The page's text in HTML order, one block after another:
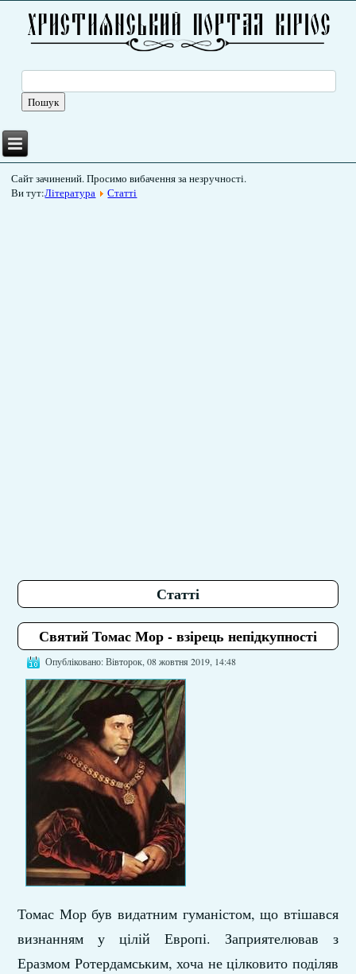
Сайт зачинений. Просимо вибачення за незручності.
Ви тут:Література Статті
Статті
Святий Томас Мор - взірець непідкупності
Опубліковано: Вівторок, 08 жовтня 2019, 14:48
Томас Мор був видатним гуманістом, що втішався
визнанням у цілій Европі. Заприятелював з
Еразмом Ротердамським, хоча не цілковито поділяв